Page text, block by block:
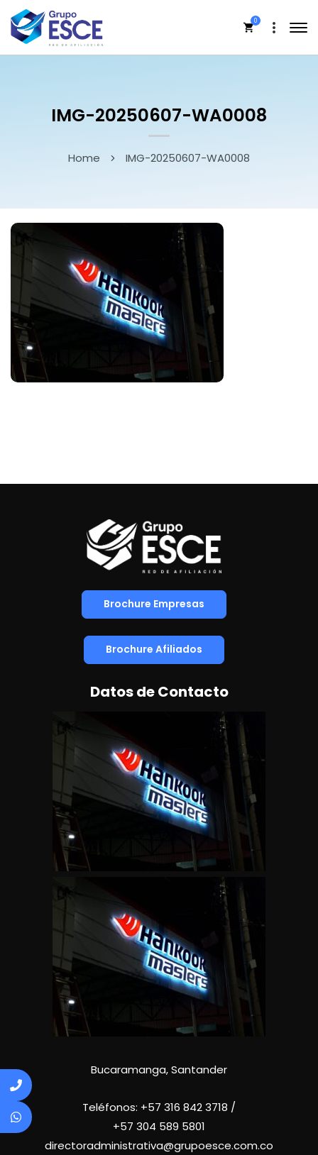
0
IMG-20250607-WA0008
Home IMG-20250607-WA0008
Brochure Empresas
Brochure Afiliados
Datos de Contacto
Bucaramanga, Santander
Teléfonos: +57 316 842 3718 /
+57 304 589 5801
directoradministrativa@grupoesce.com.co